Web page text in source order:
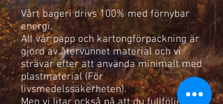
Vårt bageri drivs 100% med förnybar
energi.
All vår papp och kartongförpackning är
gjord av återvunnet material och vi
strävar efter att använda minimalt med
plastmaterial (För
livsmedelssäkerheten).